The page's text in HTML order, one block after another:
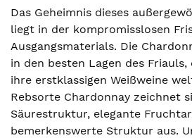
Das Geheimnis dieses
liegt in der kompromisslosen
Ausgangsmaterials. Die
in den besten Lagen des
ihre erstklassigen Weißweine
Rebsorte Chardonnay zeichnet
Säurestruktur, elegante
bemerkenswerte Struktur aus.